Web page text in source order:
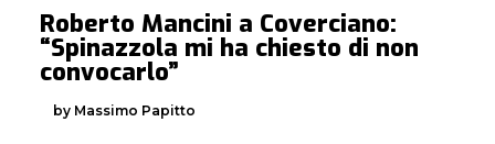
Roberto Mancini a Coverciano:
“Spinazzola mi ha chiesto di non
convocarlo”
by Massimo Papitto